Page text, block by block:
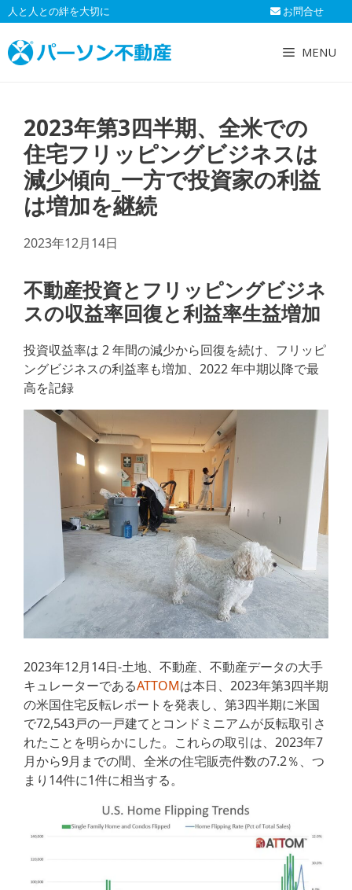
コ
ン
テ
ン
人と人との絆を大切に お問合せ
MENU
2023年第3四半期、全米での
住宅フリッピングビジネスは
減少傾向_一方で投資家の利益
は増加を継続
2023年12月14日
不動産投資とフリッピングビジネ
スの収益率回復と利益率生益増加
投資収益率は 2 年間の減少から回復を続け、フリッピ
ングビジネスの利益率も増加、2022 年中期以降で最
高を記録
2023年12月14日-土地、不動産、不動産データの大手
キュレーターであるATTOMは本日、2023年第3四半期
の米国住宅反転レポートを発表し、第3四半期に米国
で72,543戸の一戸建てとコンドミニアムが反転取引さ
れたことを明らかにした。これらの取引は、2023年7
月から9月までの間、全米の住宅販売件数の7.2％、つ
まり14件に1件に相当する。